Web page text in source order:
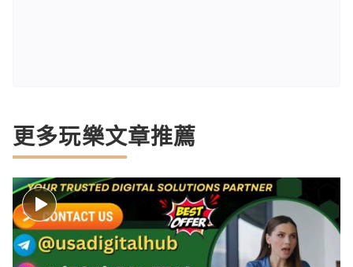
更多玩樂文章推薦